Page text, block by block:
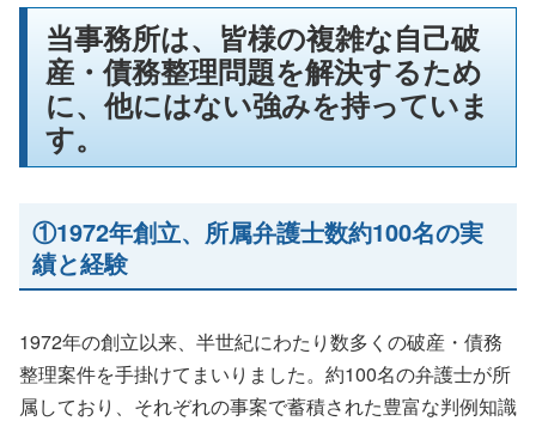
当事務所は、皆様の複雑な自己破
産・債務整理問題を解決するため
に、他にはない強みを持っていま
す。
①1972年創立、所属弁護士数約100名の実
績と経験
1972年の創立以来、半世紀にわたり数多くの破産・債務
整理案件を手掛けてまいりました。約100名の弁護士が所
属しており、それぞれの事案で蓄積された豊富な判例知識